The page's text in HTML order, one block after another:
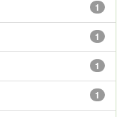
1
1
1
1